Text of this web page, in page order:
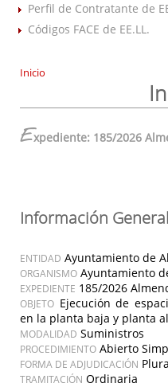
Perfil de Contratante de
Códigos FACE de EE.LL.
Inicio
Expediente: 185/2026
Información General
ENTIDAD Ayuntamiento de
ORGANISMO Ayuntamiento
EXPEDIENTE 185/2026
OBJETO Ejecución de
en la planta baja y planta
MODALIDAD Suministros
PROCEDIMIENTO Abierto
FORMA DE ADJUDICACIÓN
TRAMITACIÓN Ordinaria